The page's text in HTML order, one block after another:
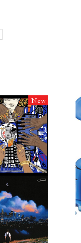
New